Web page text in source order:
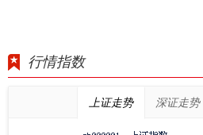
行情指数
上证走势 深证走势